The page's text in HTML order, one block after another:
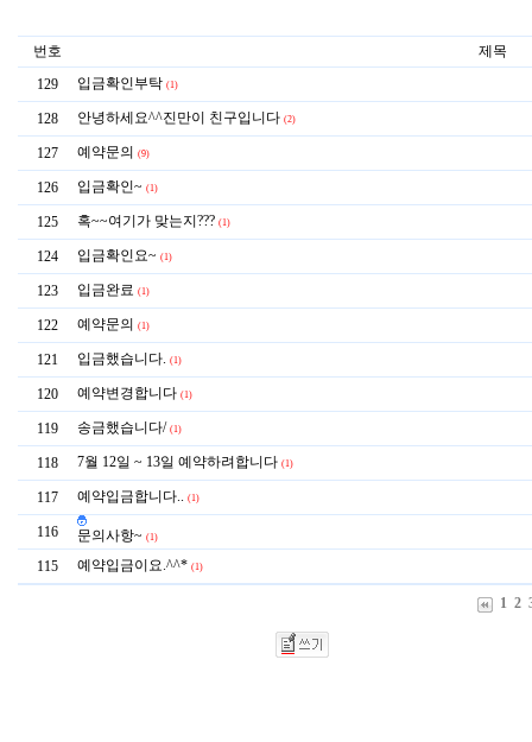
번호
제목
129
입금확인부탁 (1)
128 안녕하세요^^진만이 친구입니다 (2)
127 예약문의 (9)
126 입금확인~ (1)
125 혹~~여기가 맞는지??? (1)
124 입금확인요~ (1)
123 입금완료 (1)
122 예약문의 (1)
121 입금했습니다. (1)
120 예약변경합니다 (1)
119 송금했습니다/ (1)
118 7월 12일 ~ 13일 예약하려합니다 (1)
117 예약입금합니다.. (1)
116 문의사항~ (1)
115 예약입금이요.^^* (1)
1 2